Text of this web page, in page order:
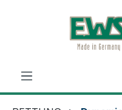
Zum Hauptinhalt